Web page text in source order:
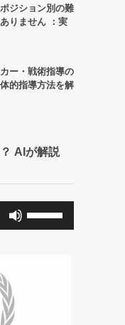
ジション別の難
りません ：実
ー・戦術指導の
的指導方法を解
AIが解説